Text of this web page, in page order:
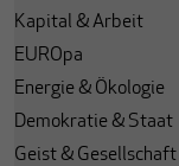
Kapital & Arbeit
EUROpa
Energie & Ökologie
Demokratie & Staat
Geist & Gesellschaft